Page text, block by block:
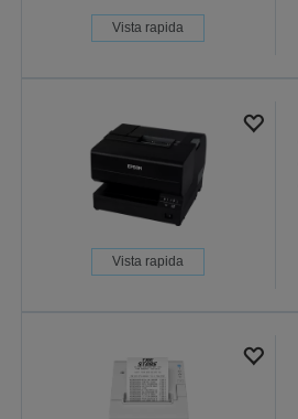
Vista rapida
Vista rapida